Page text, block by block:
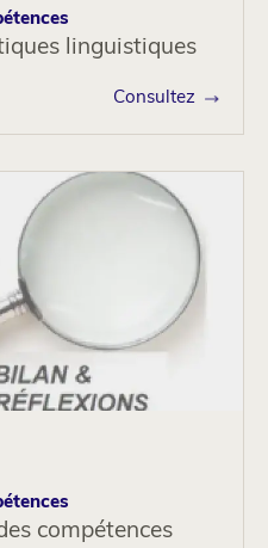
linguistiques
Consultez
compétences